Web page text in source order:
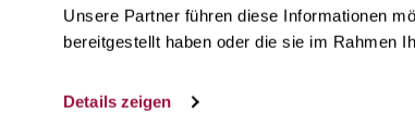
Unsere Partner führen diese Informationen
bereitgestellt haben oder die sie im Rahmen
Details zeigen
ist eine eingetragene Marke von Lecom Projects